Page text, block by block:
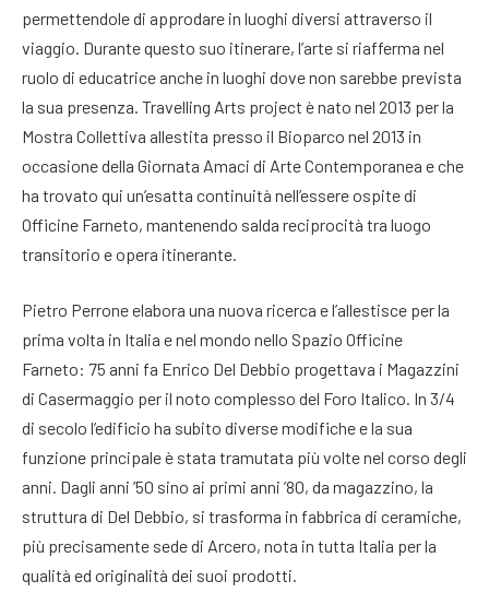
permettendole di approdare in luoghi diversi attraverso il
viaggio. Durante questo suo itinerare, l’arte si riafferma nel
ruolo di educatrice anche in luoghi dove non sarebbe prevista
la sua presenza. Travelling Arts project è nato nel 2013 per la
Mostra Collettiva allestita presso il Bioparco nel 2013 in
occasione della Giornata Amaci di Arte Contempo­ranea e che
ha trovato qui un’esatta continuità nell’essere ospite di
Officine Farneto, mantenendo salda reciprocità tra luogo
transitorio e opera itinerante.
Pietro Perrone elabora una nuova ricerca e l’allestisce per la
prima volta in Italia e nel mondo nello Spazio Officine
Farneto: 75 anni fa Enrico Del Debbio progettava i Magazzini
di Casermaggio per il noto complesso del Foro Italico. In 3/4
di secolo l’edificio ha subito diverse modifiche e la sua
funzione principale è stata tramutata più volte nel corso degli
anni. Dagli anni ’50 sino ai primi anni ’80, da magazzino, la
struttura di Del Debbio, si trasforma in fabbrica di ceramiche,
più precisamente sede di Arcero, nota in tutta Italia per la
qualità ed originalità dei suoi prodotti.